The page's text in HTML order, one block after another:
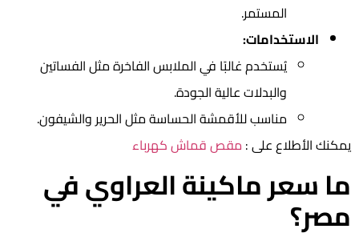
المستمر.
الاستخدامات:
يُستخدم غالبًا في الملابس الفاخرة مثل الفساتين
والبدلات عالية الجودة.
مناسب للأقمشة الحساسة مثل الحرير والشيفون.
يمكنك الأطلاع على : مقص قماش كهرباء
ما سعر ماكينة العراوي في
مصر؟